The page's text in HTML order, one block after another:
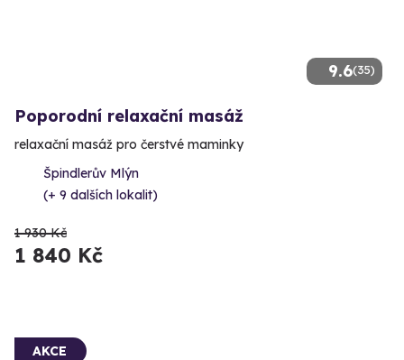
9.6(35)
Poporodní relaxační masáž
relaxační masáž pro čerstvé maminky
Špindlerův Mlýn
(+ 9 dalších lokalit)
1 930 Kč
1 840 Kč
AKCE